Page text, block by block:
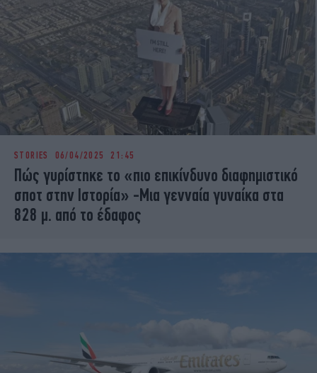
STORIES 06/04/2025 21:45
Πώς γυρίστηκε το «πιο επικίνδυνο διαφημιστικό
σποτ στην Ιστορία» -Μια γενναία γυναίκα στα
828 μ. από το έδαφος